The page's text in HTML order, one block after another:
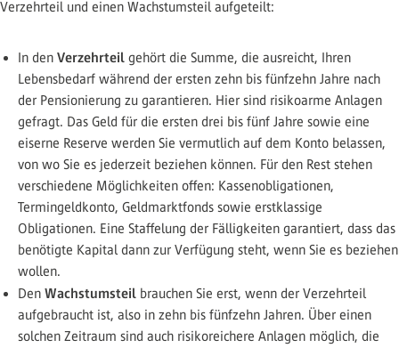
Verzehrteil und einen Wachstumsteil aufgeteilt:
In den Verzehrteil gehört die Summe, die ausreicht, Ihren
Lebensbedarf während der ersten zehn bis fünfzehn Jahre nach
der Pensionierung zu garantieren. Hier sind risikoarme Anlagen
gefragt. Das Geld für die ersten drei bis fünf Jahre sowie eine
eiserne Reserve werden Sie vermutlich auf dem Konto belassen,
von wo Sie es jederzeit beziehen können. Für den Rest stehen
verschiedene Möglichkeiten offen: Kassenobligationen,
Termingeldkonto, Geldmarktfonds sowie erstklassige
Obligationen. Eine Staffelung der Fälligkeiten garantiert, dass das
benötigte Kapital dann zur Verfügung steht, wenn Sie es beziehen
wollen.
Den Wachstumsteil brauchen Sie erst, wenn der Verzehrteil
aufgebraucht ist, also in zehn bis fünfzehn Jahren. Über einen
solchen Zeitraum sind auch risikoreichere Anlagen möglich, die